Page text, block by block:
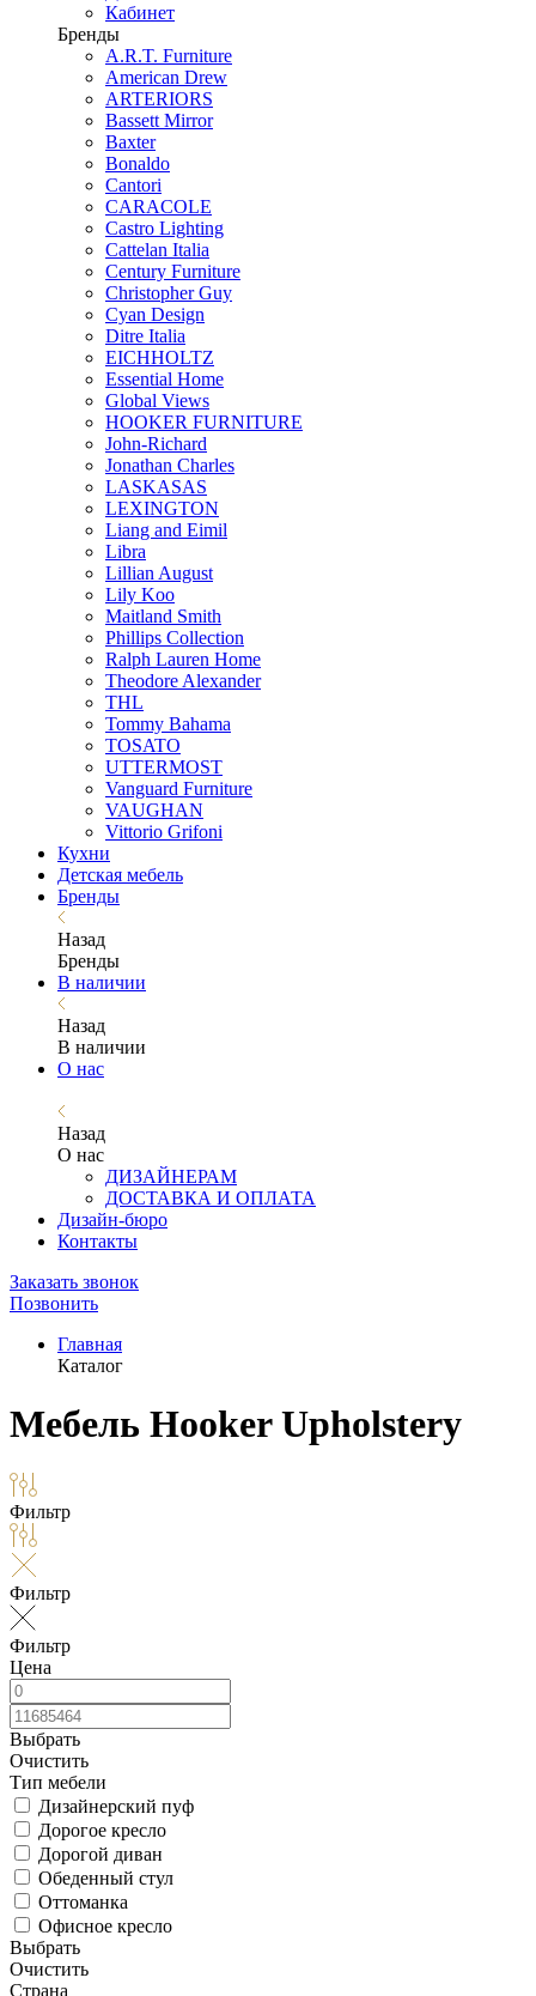
Кабинет
Бренды
A.R.T. Furniture
American Drew
ARTERIORS
Bassett Mirror
Baxter
Bonaldo
Cantori
CARACOLE
Castro Lighting
Cattelan Italia
Century Furniture
Christopher Guy
Cyan Design
Ditre Italia
EICHHOLTZ
Essential Home
Global Views
HOOKER FURNITURE
John-Richard
Jonathan Charles
LASKASAS
LEXINGTON
Liang and Eimil
Libra
Lillian August
Lily Koo
Maitland Smith
Phillips Collection
Ralph Lauren Home
Theodore Alexander
THL
Tommy Bahama
TOSATO
UTTERMOST
Vanguard Furniture
VAUGHAN
Vittorio Grifoni
Кухни
Детская мебель
Бренды
Назад
Бренды
В наличии
Назад
В наличии
О нас
Назад
О нас
ДИЗАЙНЕРАМ
ДОСТАВКА И ОПЛАТА
Дизайн-бюро
Контакты
Заказать звонок
Позвонить
Главная
Каталог
Мебель Hooker Upholstery
Фильтр
Фильтр
Фильтр
Цена
Выбрать
Очистить
Тип мебели
Дизайнерский пуф
Дорогое кресло
Дорогой диван
Обеденный стул
Оттоманка
Офисное кресло
Выбрать
Очистить
Страна